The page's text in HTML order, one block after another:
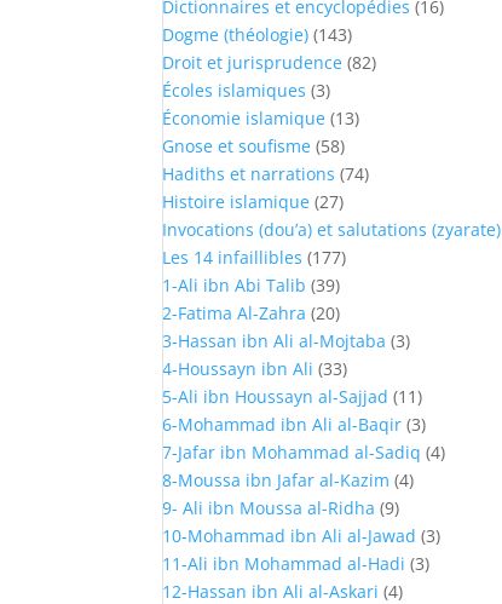
Dictionnaires et encyclopédies (16)
Dogme (théologie) (143)
Droit et jurisprudence (82)
Écoles islamiques (3)
Économie islamique (13)
Gnose et soufisme (58)
Hadiths et narrations (74)
Histoire islamique (27)
Invocations (dou’a) et salutations (zyarate)
Les 14 infaillibles (177)
1-Ali ibn Abi Talib (39)
2-Fatima Al-Zahra (20)
3-Hassan ibn Ali al-Mojtaba (3)
4-Houssayn ibn Ali (33)
5-Ali ibn Houssayn al-Sajjad (11)
6-Mohammad ibn Ali al-Baqir (3)
7-Jafar ibn Mohammad al-Sadiq (4)
8-Moussa ibn Jafar al-Kazim (4)
9- Ali ibn Moussa al-Ridha (9)
10-Mohammad ibn Ali al-Jawad (3)
11-Ali ibn Mohammad al-Hadi (3)
12-Hassan ibn Ali al-Askari (4)